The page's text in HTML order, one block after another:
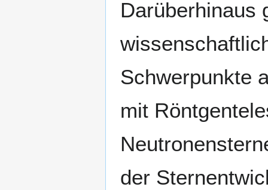
Darüberhinaus
Schwerpunkte
mit
der